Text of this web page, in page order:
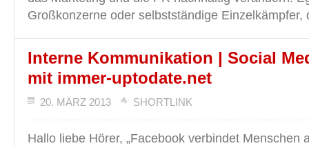
Großkonzerne oder selbstständige
Interne Kommunikation | Social
mit immer-uptodate.net
20. MÄRZ 2013 SHORTLINK
Hallo liebe Hörer, „Facebook verbindet Menschen